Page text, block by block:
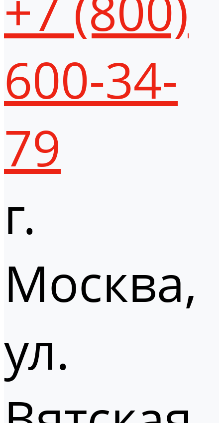
600-34-
79
г.
Москва,
ул.